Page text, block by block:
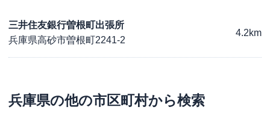
三井住友銀行曽根町出張所
兵庫県高砂市曽根町2241-2
4.2km
兵庫県の他の市区町村から検索